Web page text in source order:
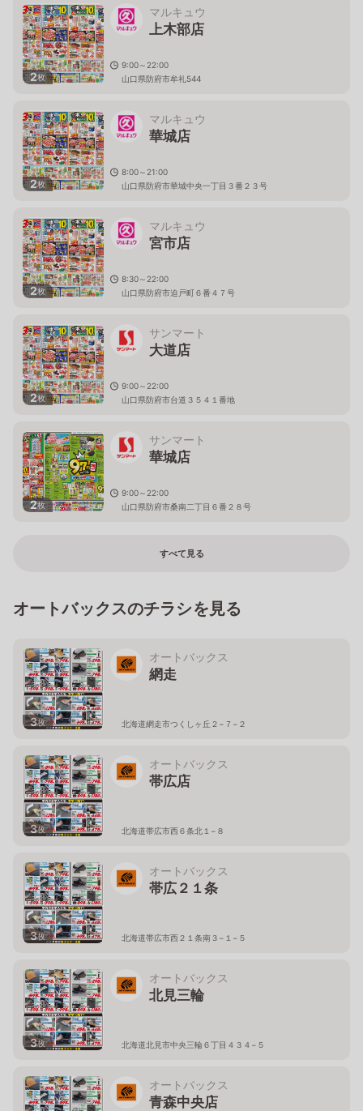
2枚
マルキュウ
上木部店
9:00～22:00
山口県防府市牟礼544
2枚
マルキュウ
華城店
8:00～21:00
山口県防府市華城中央一丁目３番２３号
2枚
マルキュウ
宮市店
8:30～22:00
山口県防府市迫戸町６番４７号
2枚
サンマート
大道店
9:00～22:00
山口県防府市台道３５４１番地
2枚
サンマート
華城店
9:00～22:00
山口県防府市桑南二丁目６番２８号
すべて見る
オートバックスのチラシを見る
3枚
オートバックス
網走
北海道網走市つくしヶ丘２−７−２
3枚
オートバックス
帯広店
北海道帯広市西６条北１−８
3枚
オートバックス
帯広２１条
北海道帯広市西２１条南３−１−５
3枚
オートバックス
北見三輪
北海道北見市中央三輪６丁目４３４−５
オートバックス
青森中央店